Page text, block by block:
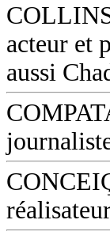
acteur et
aussi